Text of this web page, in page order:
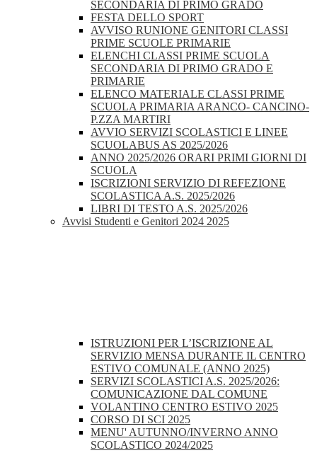
SECONDARIA DI PRIMO GRADO
FESTA DELLO SPORT
AVVISO RUNIONE GENITORI CLASSI
PRIME SCUOLE PRIMARIE
ELENCHI CLASSI PRIME SCUOLA
SECONDARIA DI PRIMO GRADO E
PRIMARIE
ELENCO MATERIALE CLASSI PRIME
SCUOLA PRIMARIA ARANCO- CANCINO-
P.ZZA MARTIRI
AVVIO SERVIZI SCOLASTICI E LINEE
SCUOLABUS AS 2025/2026
ANNO 2025/2026 ORARI PRIMI GIORNI DI
SCUOLA
ISCRIZIONI SERVIZIO DI REFEZIONE
SCOLASTICA A.S. 2025/2026
LIBRI DI TESTO A.S. 2025/2026
Avvisi Studenti e Genitori 2024 2025
ISTRUZIONI PER L’ISCRIZIONE AL
SERVIZIO MENSA DURANTE IL CENTRO
ESTIVO COMUNALE (ANNO 2025)
SERVIZI SCOLASTICI A.S. 2025/2026:
COMUNICAZIONE DAL COMUNE
VOLANTINO CENTRO ESTIVO 2025
CORSO DI SCI 2025
MENU' AUTUNNO/INVERNO ANNO
SCOLASTICO 2024/2025